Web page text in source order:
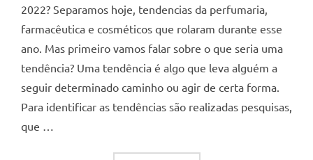
2022? Separamos hoje, tendencias da perfumaria,
farmacêutica e cosméticos que rolaram durante esse
ano. Mas primeiro vamos falar sobre o que seria uma
tendência? Uma tendência é algo que leva alguém a
seguir determinado caminho ou agir de certa forma.
Para identificar as tendências são realizadas pesquisas,
que …